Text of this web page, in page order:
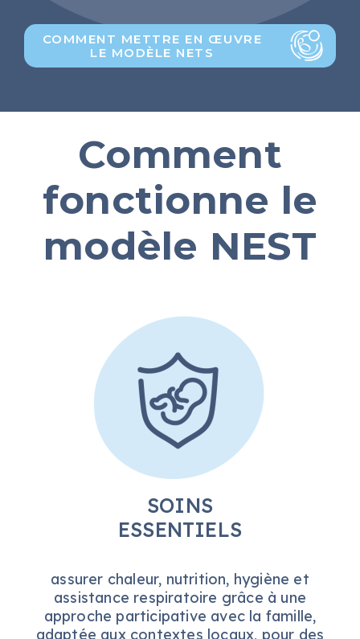
COMMENT METTRE EN ŒUVRE
LE MODÈLE NETS
Comment
fonctionne le
modèle NEST
SOINS
ESSENTIELS
assurer chaleur, nutrition, hygiène et
assistance respiratoire grâce à une
approche participative avec la famille,
adaptée aux contextes locaux, pour des